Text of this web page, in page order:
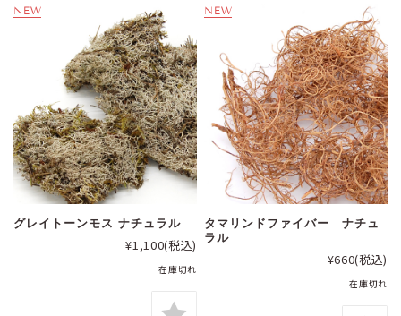
グレイトーンモス ナチュラル
¥1,100(税込)
在庫切れ
タマリンドファイバー ナチュ
ラル
¥660(税込)
在庫切れ